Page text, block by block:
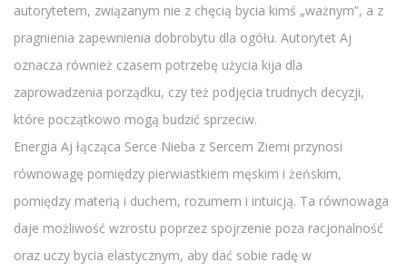
autorytetem, związanym nie z chęcią bycia kimś „ważnym”, a z
pragnienia zapewnienia dobrobytu dla ogółu. Autorytet Aj
oznacza również czasem potrzebę użycia kija dla
zaprowadzenia porządku, czy też podjęcia trudnych decyzji,
które początkowo mogą budzić sprzeciw.
Energia Aj łącząca Serce Nieba z Sercem Ziemi przynosi
równowagę pomiędzy pierwiastkiem męskim i żeńskim,
pomiędzy materią i duchem, rozumem i intuicją. Ta równowaga
daje możliwość wzrostu poprzez spojrzenie poza racjonalność
oraz uczy bycia elastycznym, aby dać sobie radę w